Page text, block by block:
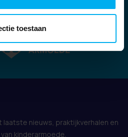
toestaan
nieuws, praktijkverhalen en
kinderarmoede.